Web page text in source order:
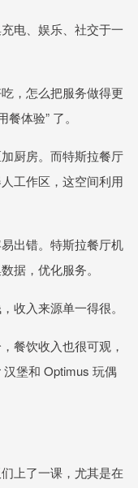
电、娱乐、社交于一
，怎么把服务做得更
体验” 了。
厨房。而特斯拉餐厅
工作区，这空间利用
出错。特斯拉餐厅机
据，优化服务。
收入来源单一得很。
餐饮收入也很可观，
堡和 Optimus 玩偶
上了一课，尤其是在